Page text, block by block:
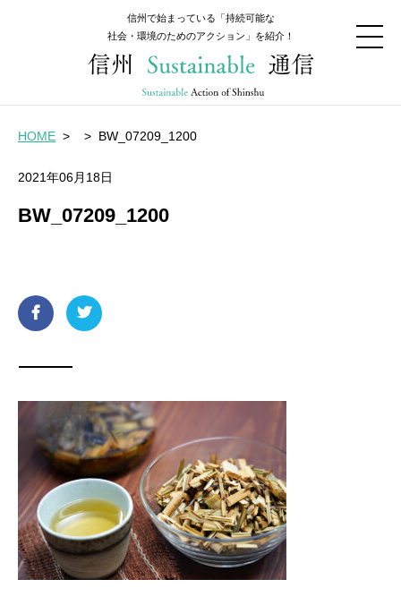
信州で始まっている「持続可能な
社会・環境のためのアクション」を紹介！
HOME > > BW_07209_1200
2021年06月18日
BW_07209_1200